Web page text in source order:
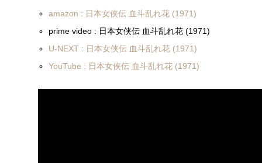
amazon : 日本女侠伝 血斗乱れ花 (1971)
prime video : 日本女侠伝 血斗乱れ花 (1971)
U-NEXT : 日本女侠伝 血斗乱れ花 (1971)
YouTube : 日本女侠伝 血斗乱れ花 (1971)